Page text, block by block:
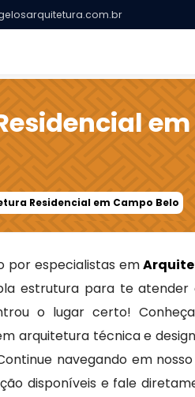
Residencial em Campo Belo
por especialistas em
estrutura para te
o lugar certo!
arquitetura técnica e
navegando em
disponíveis e fale